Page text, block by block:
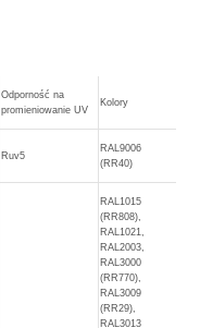
Odporność na
promieniowanie UV
Kolory
Ruv5
RAL9006
(RR40)
RAL1015
(RR808),
RAL1021,
RAL2003,
RAL3000
(RR770),
RAL3009
(RR29),
RAL3013